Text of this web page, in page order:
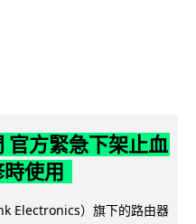
官方緊急下架止血
使用
Electronics）旗下的路由器